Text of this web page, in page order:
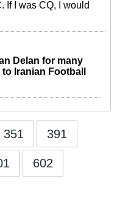
If I was CQ, I would
Delan for many
Iranian Football
351 391
602